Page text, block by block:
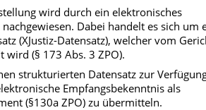
wird durch ein elektronisches
Dabei handelt es sich um
(XJustiz-Datensatz), welcher vom
wird (§ 173 Abs. 3 ZPO).
strukturierten Datensatz zur
Empfangsbekenntnis als
(§130a ZPO) zu übermitteln.